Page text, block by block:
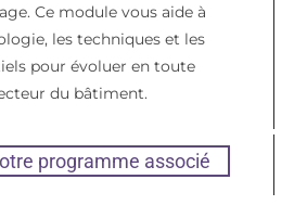
Ce module vous aide à
les techniques et les
pour évoluer en toute
du bâtiment.
programme associé